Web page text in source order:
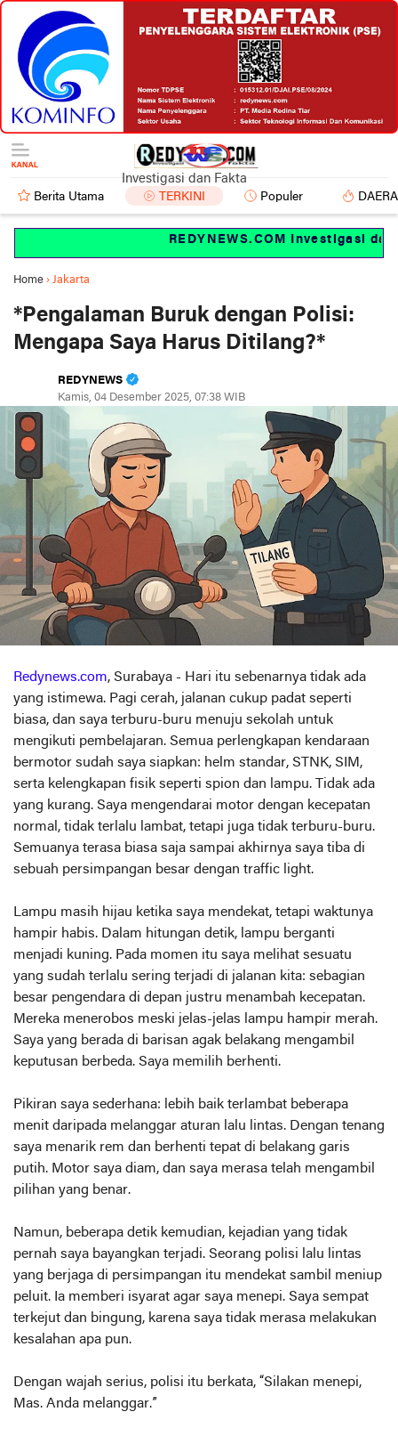
Investigasi dan Fakta
Berita Utama TERKINI Populer
REDYNEWS.COM Investigasi dan
Home › Jakarta
*Pengalaman Buruk dengan Polisi:
Mengapa Saya Harus Ditilang?*
REDYNEWS
Kamis, 04 Desember 2025, 07:38 WIB
Redynews.com, Surabaya - Hari itu sebenarnya tidak ada
yang istimewa. Pagi cerah, jalanan cukup padat seperti
biasa, dan saya terburu-buru menuju sekolah untuk
mengikuti pembelajaran. Semua perlengkapan kendaraan
bermotor sudah saya siapkan: helm standar, STNK, SIM,
serta kelengkapan fisik seperti spion dan lampu. Tidak ada
yang kurang. Saya mengendarai motor dengan kecepatan
normal, tidak terlalu lambat, tetapi juga tidak terburu-buru.
Semuanya terasa biasa saja sampai akhirnya saya tiba di
sebuah persimpangan besar dengan traffic light.
Lampu masih hijau ketika saya mendekat, tetapi waktunya
hampir habis. Dalam hitungan detik, lampu berganti
menjadi kuning. Pada momen itu saya melihat sesuatu
yang sudah terlalu sering terjadi di jalanan kita: sebagian
besar pengendara di depan justru menambah kecepatan.
Mereka menerobos meski jelas-jelas lampu hampir merah.
Saya yang berada di barisan agak belakang mengambil
keputusan berbeda. Saya memilih berhenti.
Pikiran saya sederhana: lebih baik terlambat beberapa
menit daripada melanggar aturan lalu lintas. Dengan tenang
saya menarik rem dan berhenti tepat di belakang garis
putih. Motor saya diam, dan saya merasa telah mengambil
pilihan yang benar.
Namun, beberapa detik kemudian, kejadian yang tidak
pernah saya bayangkan terjadi. Seorang polisi lalu lintas
yang berjaga di persimpangan itu mendekat sambil meniup
peluit. Ia memberi isyarat agar saya menepi. Saya sempat
terkejut dan bingung, karena saya tidak merasa melakukan
kesalahan apa pun.
Dengan wajah serius, polisi itu berkata, “Silakan menepi,
Mas. Anda melanggar.”